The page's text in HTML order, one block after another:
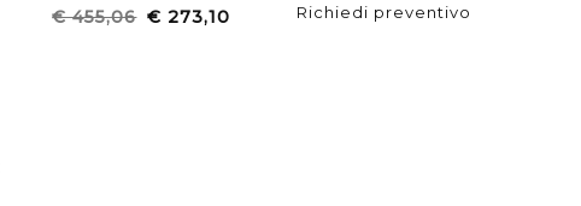
€ 455,06 € 273,10
Richiedi preventivo